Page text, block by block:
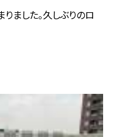
ました。久しぶりのロ